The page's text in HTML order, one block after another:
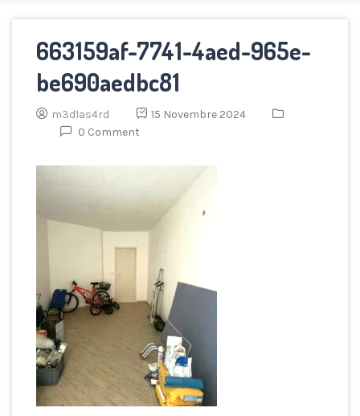
663159af-7741-4aed-965e-
be690aedbc81
m3d1as4rd
15 Novembre 2024
0 Comment